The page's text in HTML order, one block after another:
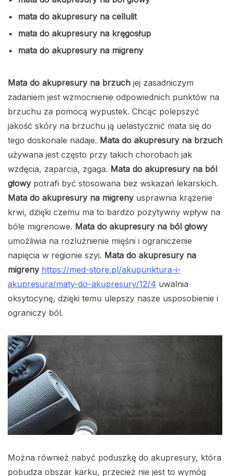
mata do akupresury na cellulit
mata do akupresury na kręgosłup
mata do akupresury na migreny
Mata do akupresury na brzuch jej zasadniczym
zadaniem jest wzmocnienie odpowiednich punktów na
brzuchu za pomocą wypustek. Chcąc polepszyć
jakość skóry na brzuchu ją uelastycznić mata się do
tego doskonale nadaje. Mata do akupresury na brzuch
używana jest często przy takich chorobach jak
wzdęcia, zaparcia, zgaga. Mata do akupresury na ból
głowypotrafi być stosowana bez wskazań lekarskich.
Mata do akupresury na migrenyusprawnia krążenie
krwi, dzięki czemu ma to bardzo pozytywny wpływ na
bóle migrenowe. Mata do akupresury na ból głowy
umożliwia na rozluźnienie mięśni i ograniczenie
napięcia w regionie szyi. Mata do akupresury na
migreny https://med-store.pl/akupunktura-i-
akupresura/maty-do-akupresury/12/4 uwalnia
oksytocynę, dzięki temu ulepszy nasze usposobienie i
ograniczy ból.
Można również nabyć poduszkę do akupresury, która
pobudza obszar karku, przecież nie jest to wymóg